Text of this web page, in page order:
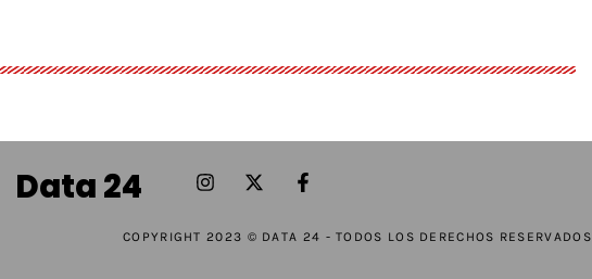
Data 24
COPYRIGHT 2023 © DATA 24 - TODOS LOS DERECHOS RESERVADOS